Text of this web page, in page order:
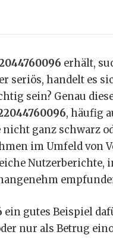
erhält,
seriös, handelt es
sein? Genau
, häufig
ganz schwarz
im Umfeld von
Nutzerberichte,
ein gutes Beispiel
nur als Betrug